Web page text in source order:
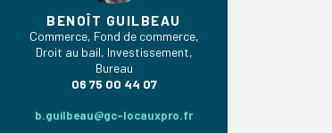
BENOÎT GUILBEAU
Commerce, Fond de commerce,
Droit au bail, Investissement,
Bureau
06 75 00 44 07
b.guilbeau@gc-locauxpro.fr